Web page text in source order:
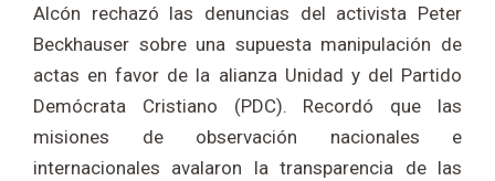
Alcón rechazó las denuncias del activista Peter
Beckhauser sobre una supuesta manipulación de
actas en favor de la alianza Unidad y del Partido
Demócrata Cristiano (PDC). Recordó que las
misiones de observación nacionales e
internacionales avalaron la transparencia de las